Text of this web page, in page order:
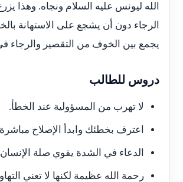
الله ليونس عليه السلام ونجاه. وهذا
الرجاء دون أن يشجع على الاستهانة
يجمع بين الخوف من التقصير والرجاء
دروس للطالب
لا تهرب من المسؤولية عند الخطأ.
اعترف بخطئك وابدأ الإصلاح
الدعاء في الشدة يقوي صلة الإنسان
رحمة الله عظيمة لكنها لا تعني